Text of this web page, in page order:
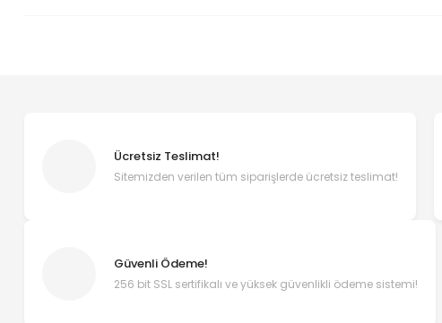
Ücretsiz Teslimat!
Sitemizden verilen tüm siparişlerde ücretsiz teslimat!
Güvenli Ödeme!
256 bit SSL sertifikalı ve yüksek güvenlikli ödeme sistemi!